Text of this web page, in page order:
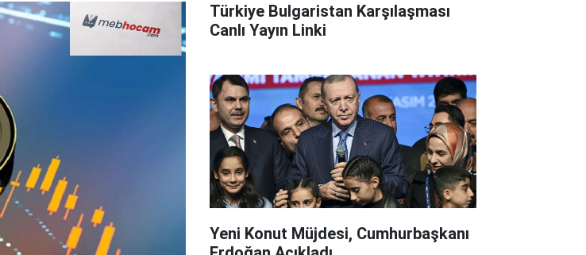
Türkiye Bulgaristan Karşılaşması
Canlı Yayın Linki
Yeni Konut Müjdesi, Cumhurbaşkanı